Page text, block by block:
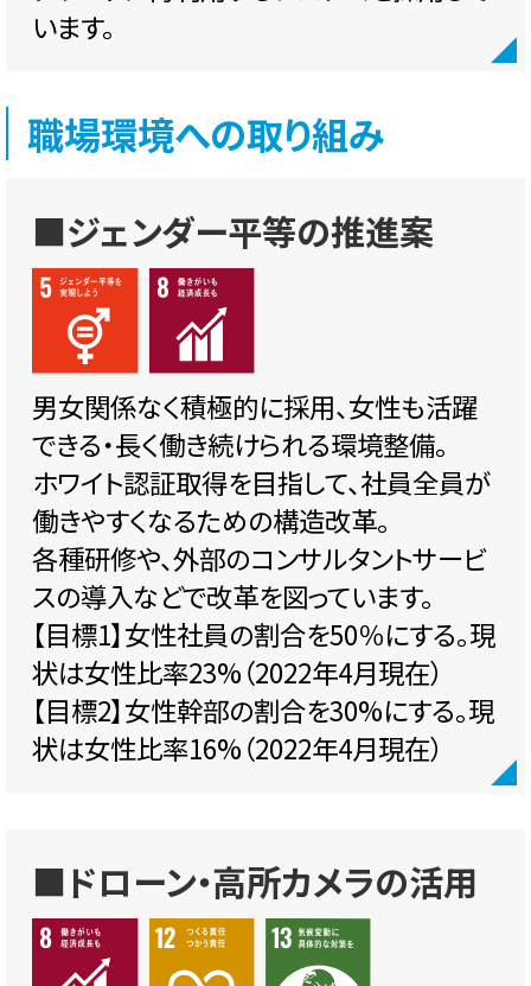
います。
職場環境への取り組み
■ジェンダー平等の推進案
男女関係なく積極的に採用、女性も活躍
できる・長く働き続けられる環境整備。
ホワイト認証取得を目指して、社員全員が
働きやすくなるための構造改革。
各種研修や、外部のコンサルタントサービ
スの導入などで改革を図っています。
【目標1】女性社員の割合を50％にする。現
状は女性比率23%（2022年4月現在）
【目標2】女性幹部の割合を30%にする。現
状は女性比率16%（2022年4月現在）
■ドローン・高所カメラの活用